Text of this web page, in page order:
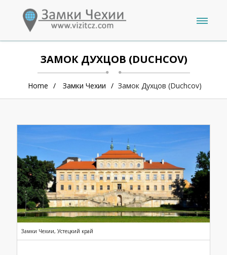
ЗАМОК ДУХЦОВ (DUCHCOV)
Home Замки Чехии Замок Духцов (Duchcov)
Замки Чехии, Устецкий край